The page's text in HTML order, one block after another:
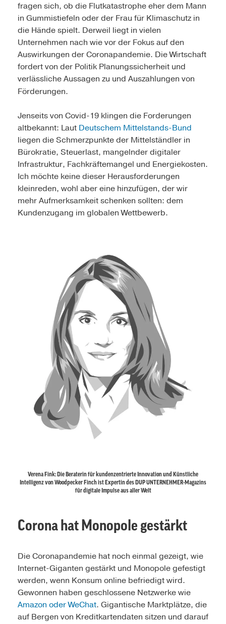
fragen sich, ob die Flutkatastrophe eher dem Mann
in Gummi­stiefeln oder der Frau für Klimaschutz in
die Hände spielt. Derweil liegt in vielen
Unternehmen nach wie vor der Fokus auf den
Auswirkungen der Coronapandemie. Die Wirtschaft
fordert von der Politik Planungssicherheit und
verlässliche Aussagen zu und Auszahlungen von
Förderungen.
Jenseits von Covid-19 klingen die Forderungen
altbekannt: Laut Deutschem Mittelstands-Bund
liegen die Schmerzpunkte der Mittelständler in
Bürokratie, Steuerlast, mangelnder digi­taler
Infrastruktur, Fachkräftemangel und Energiekosten.
Ich möchte keine dieser Herausforderungen
kleinreden, wohl aber eine ­hinzufügen, der wir
mehr Aufmerksamkeit schenken sollten: dem
Kundenzugang im globalen Wettbewerb.
Verena Fink: Die Beraterin für kundenzentrierte Innovation und Künstliche
Intelligenz von Woodpecker Finch ist Expertin des DUP UNTERNEHMER-Magazins
für digitale Impulse aus aller Welt
Corona hat Monopole gestärkt
Die Coronapandemie hat noch einmal gezeigt, wie
Internet-Giganten gestärkt und Monopole gefestigt
werden, wenn Konsum online befriedigt wird.
Gewonnen haben geschlossene Netzwerke wie
Amazon oder WeChat. Gigantische Marktplätze, die
auf Bergen von Kreditkartendaten sitzen und darauf